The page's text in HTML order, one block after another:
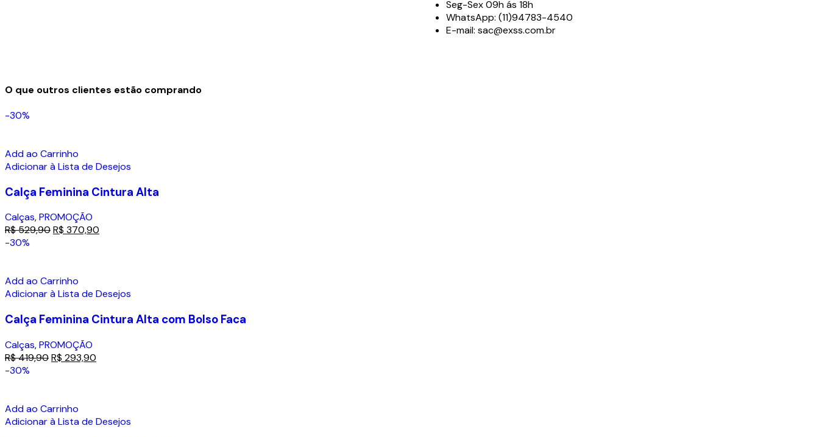
Seg-Sex 09h ás 18h
WhatsApp: (11)94783-4540
E-mail: sac@exss.com.br
O que outros clientes estão comprando
-30%
Add ao Carrinho
Adicionar à Lista de Desejos
Calça Feminina Cintura Alta
Calças,PROMOÇÃO
R$529,90R$ 370,90
-30%
Add ao Carrinho
Adicionar à Lista de Desejos
Calça Feminina Cintura Alta com Bolso Faca
Calças,PROMOÇÃO
R$419,90R$ 293,90
-30%
Add ao Carrinho
Adicionar à Lista de Desejos